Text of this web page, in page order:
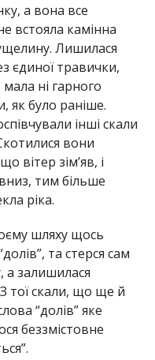
а вона все
встояла камінна
Лишилася
єдиної травички,
ні гарного
як було раніше.
інші скали
вони
вітер зім’яв, і
тим більше
ріка.
шляху щось
та стерся сам
а залишилася
З тої скали, що ще й
“долів” яке
беззмістовне